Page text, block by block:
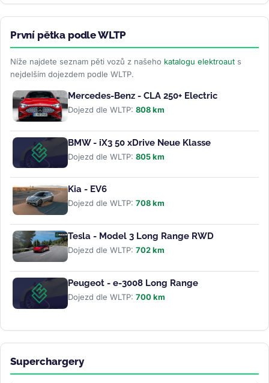
První pětka podle WLTP
Níže najdete seznam pěti vozů z našeho katalogu elektroaut s
nejdelším dojezdem podle WLTP.
Mercedes-Benz - CLA 250+ Electric
Dojezd dle WLTP: 808 km
BMW - iX3 50 xDrive Neue Klasse
Dojezd dle WLTP: 805 km
Kia - EV6
Dojezd dle WLTP: 708 km
Tesla - Model 3 Long Range RWD
Dojezd dle WLTP: 702 km
Peugeot - e-3008 Long Range
Dojezd dle WLTP: 700 km
Superchargery